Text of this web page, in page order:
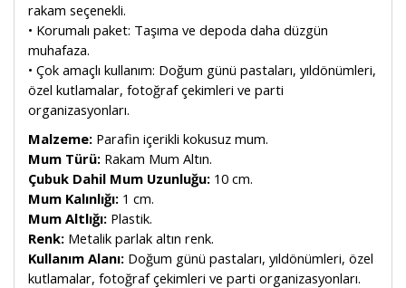
rakam seçenekli.
• Korumalı paket: Taşıma ve depoda daha düzgün
muhafaza.
• Çok amaçlı kullanım: Doğum günü pastaları, yıldönümleri,
özel kutlamalar, fotoğraf çekimleri ve parti
organizasyonları.
Malzeme: Parafin içerikli kokusuz mum.
Mum Türü: Rakam Mum Altın.
Çubuk Dahil Mum Uzunluğu: 10 cm.
Mum Kalınlığı: 1 cm.
Mum Altlığı: Plastik.
Renk: Metalik parlak altın renk.
Kullanım Alanı: Doğum günü pastaları, yıldönümleri, özel
kutlamalar, fotoğraf çekimleri ve parti organizasyonları.